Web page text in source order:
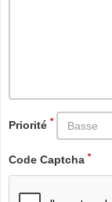
Priorité * Basse
Code Captcha *